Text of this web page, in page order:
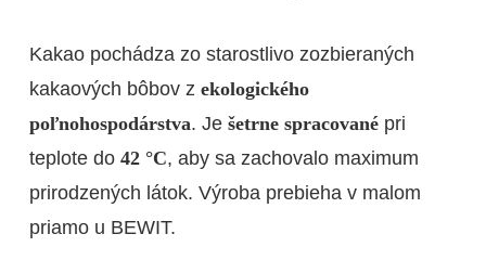
Kakao pochádza zo starostlivo zozbieraných
kakaových bôbov z ekologického
poľnohospodárstva. Je šetrne spracovanépri
teplote do 42 °C, aby sa zachovalo maximum
prirodzených látok. Výroba prebieha v malom
priamo u BEWIT.